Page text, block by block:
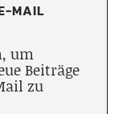
MAIL
um
Beiträge
zu